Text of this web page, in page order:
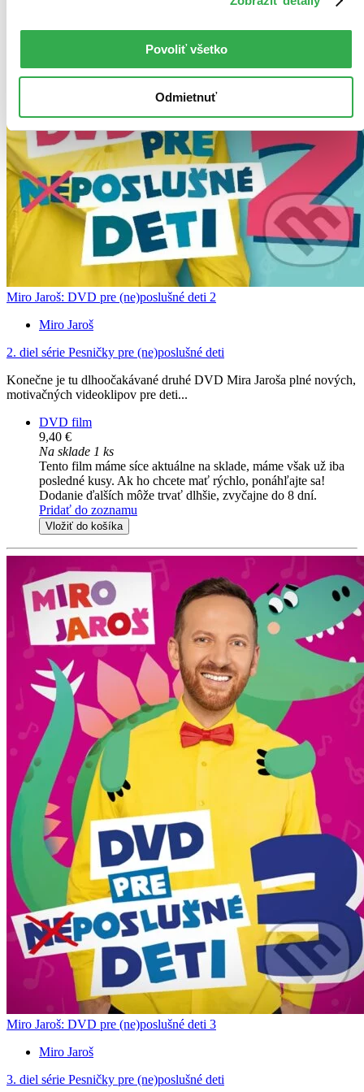
Povoliť všetko
Odmietnuť
Miro Jaroš: DVD pre (ne)poslušné deti 2
Miro Jaroš
2. diel série Pesničky pre (ne)poslušné deti
Konečne je tu dlhoočakávané druhé DVD Mira Jaroša plné nových,
motivačných videoklipov pre deti...
DVD film
9,40 €
Na sklade 1 ks
Tento film máme síce aktuálne na sklade, máme však už iba
posledné kusy. Ak ho chcete mať rýchlo, ponáhľajte sa!
Dodanie ďalších môže trvať dlhšie, zvyčajne do 8 dní.
Pridať do zoznamu
Vložiť do košíka
Miro Jaroš: DVD pre (ne)poslušné deti 3
Miro Jaroš
3. diel série Pesničky pre (ne)poslušné deti